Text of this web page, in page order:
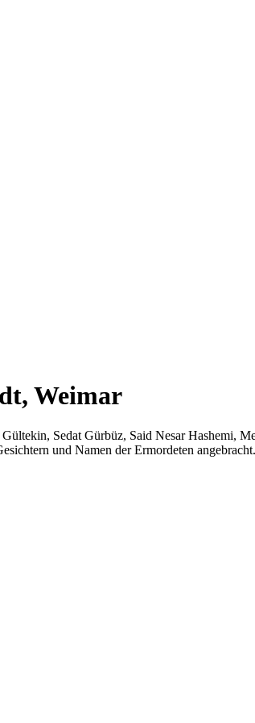
Weimar
Sedat Gürbüz, Said Nesar Hashemi,
und Namen der Ermordeten